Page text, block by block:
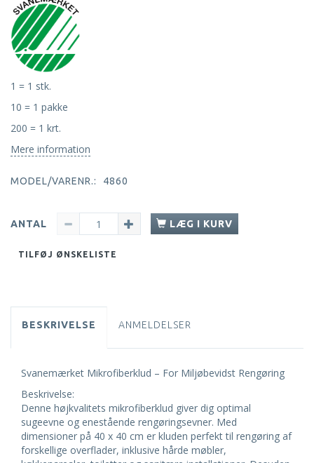
1 = 1 stk.
10 = 1 pakke
200 = 1 krt.
Mere information
MODEL/VARENR.: 4860
ANTAL LÆG I KURV
TILFØJ ØNSKELISTE
BESKRIVELSE ANMELDELSER
Svanemærket Mikrofiberklud – For Miljøbevidst Rengøring
Beskrivelse:
Denne højkvalitets mikrofiberklud giver dig optimal
sugeevne og enestående rengøringsevner. Med
dimensioner på 40 x 40 cm er kluden perfekt til rengøring af
forskellige overflader, inklusive hårde møbler,